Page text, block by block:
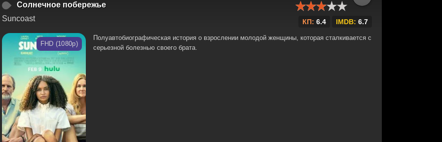
Солнечное побережье
Suncoast
КП: 6.4 IMDB: 6.7
FHD (1080p)
Полуавтобиографическая история о взрослении молодой женщины, которая сталкивается с
серьезной болезнью своего брата.